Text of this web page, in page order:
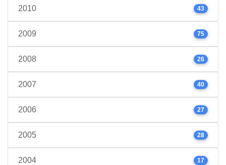
2010 43
2009 75
2008 26
2007 40
2006 27
2005 28
2004 17